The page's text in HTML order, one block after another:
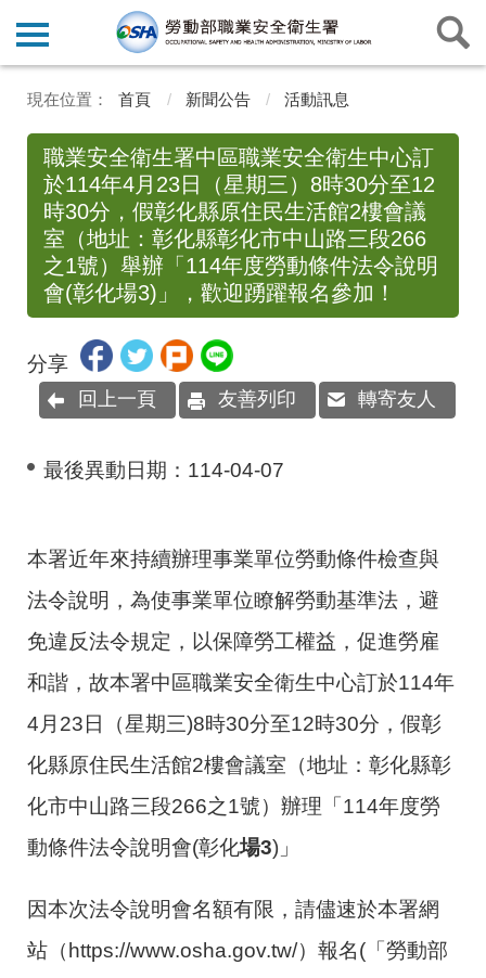
首頁 新聞公告 活動訊息
職業安全衛生署中區職業安全衛生中心訂
於114年4月23日（星期三）8時30分至12
時30分，假彰化縣原住民生活館2樓會議
室（地址：彰化縣彰化市中山路三段266
之1號）舉辦「114年度勞動條件法令說明
會(彰化場3)」，歡迎踴躍報名參加！
分享
回上一頁 友善列印 轉寄友人
最後異動日期： 114-04-07
本署近年來持續辦理事業單位勞動條件檢查與
法令說明，為使事業單位瞭解勞動基準法，避
免違反法令規定，以保障勞工權益，促進勞雇
和諧，故本署中區職業安全衛生中心訂於114年
4月23日（星期三)8時30分至12時30分，假彰
化縣原住民生活館2樓會議室（地址：彰化縣彰
化市中山路三段266之1號）辦理「114年度勞
動條件法令說明會(彰化場3)」
因本次法令說明會名額有限，請儘速於本署網
站（https://www.osha.gov.tw/）報名(「勞動部